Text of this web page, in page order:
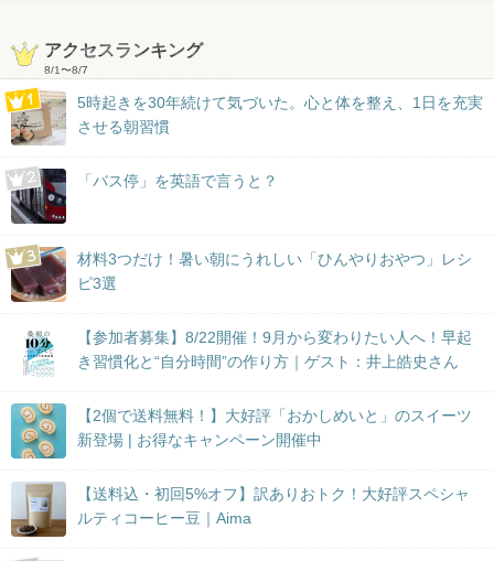
アクセスランキング
8/1〜8/7
5時起きを30年続けて気づいた。心と体を整え、1日を充実
させる朝習慣
「バス停」を英語で言うと？
材料3つだけ！暑い朝にうれしい「ひんやりおやつ」レシ
ピ3選
【参加者募集】8/22開催！9月から変わりたい人へ！早起
き習慣化と“自分時間”の作り方｜ゲスト：井上皓史さん
【2個で送料無料！】大好評「おかしめいと」のスイーツ
新登場 | お得なキャンペーン開催中
【送料込・初回5%オフ】訳ありおトク！大好評スペシャ
ルティコーヒー豆｜Aima